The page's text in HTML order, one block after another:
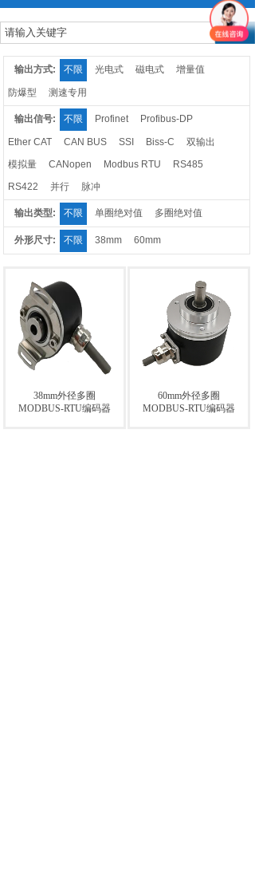
输出方式: 不限 光电式 磁电式 增量值
防爆型 测速专用
输出信号: 不限 Profinet Profibus-DP
Ether CAT CAN BUS SSI Biss-C
双输出
模拟量
CANopen Modbus RTU
RS485
RS422
并行 脉冲
输出类型: 不限 单圈绝对值 多圈绝对值
外形尺寸: 不限 38mm 60mm
38mm外径多圈
MODBUS-RTU编码器
60mm外径多圈
MODBUS-RTU编码器